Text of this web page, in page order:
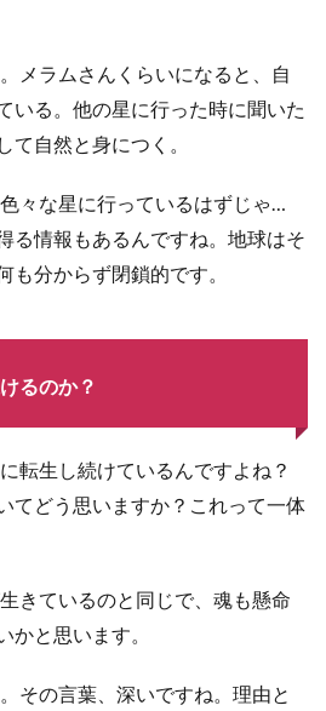
メラムさんくらいになると、自
いる。他の星に行った時に聞いた
て自然と身につく。
々な星に行っているはずじゃ…
る情報もあるんですね。地球はそ
も分からず閉鎖的です。
るのか？
転生し続けているんですよね？
てどう思いますか？これって一体
きているのと同じで、魂も懸命
かと思います。
その言葉、深いですね。理由と